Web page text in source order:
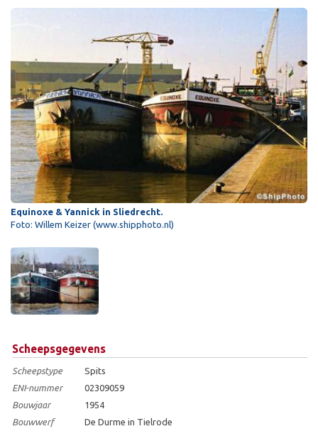
Equinoxe & Yannick in Sliedrecht.
Foto: Willem Keizer (www.shipphoto.nl)
Scheepsgegevens
Scheepstype
Spits
ENI-nummer
02309059
Bouwjaar
1954
Bouwwerf
De Durme in Tielrode